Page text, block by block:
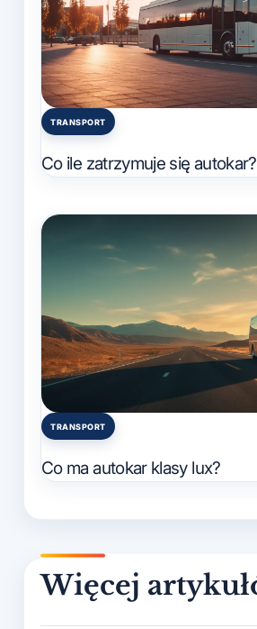
Posted
TRANSPORT
Co ile zatrzymuje się autokar?
Posted
TRANSPORT
Co ma autokar klasy lux?